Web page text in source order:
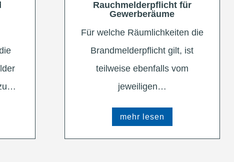
Rauchmelderpflicht für
Gewerberäume
Für welche Räumlichkeiten die
Brandmelderpflicht gilt, ist
teilweise ebenfalls vom
jeweiligen…
mehr lesen